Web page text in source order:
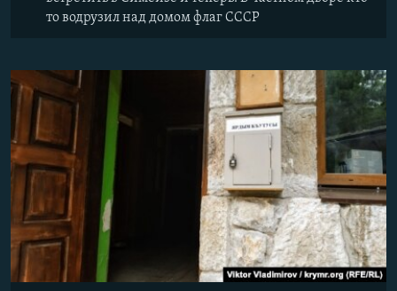
то водрузил над домом флаг СССР